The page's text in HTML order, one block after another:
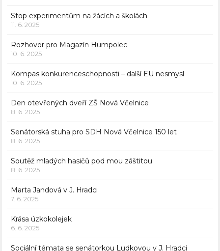
Stop experimentům na žácích a školách
11. 6. 2025
Rozhovor pro Magazín Humpolec
10. 6. 2025
Kompas konkurenceschopnosti – další EU nesmysl
10. 6. 2025
Den otevřených dveří ZŠ Nová Včelnice
8. 6. 2025
Senátorská stuha pro SDH Nová Včelnice 150 let
8. 6. 2025
Soutěž mladých hasičů pod mou záštitou
8. 6. 2025
Marta Jandová v J. Hradci
7. 6. 2025
Krása úzkokolejek
6. 6. 2025
Sociální témata se senátorkou Ludkovou v J. Hradci